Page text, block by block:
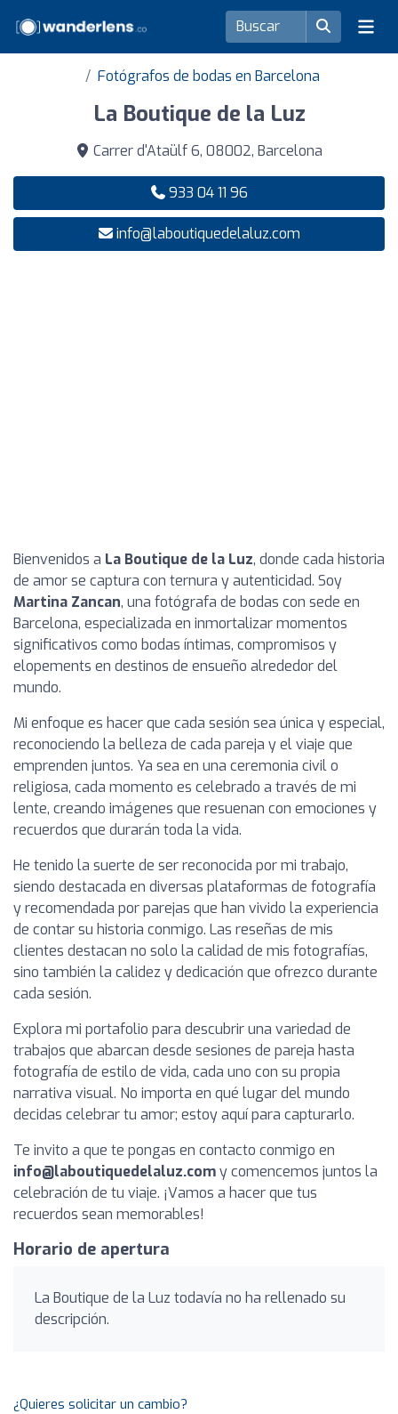
Fotógrafos de bodas en Barcelona
La Boutique de la Luz
Carrer d'Ataülf 6, 08002, Barcelona
933 04 11 96
info@laboutiquedelaluz.com
Bienvenidos a La Boutique de la Luz, donde cada historia
de amor se captura con ternura y autenticidad. Soy
Martina Zancan, una fotógrafa de bodas con sede en
Barcelona, especializada en inmortalizar momentos
significativos como bodas íntimas, compromisos y
elopements en destinos de ensueño alrededor del
mundo.
Mi enfoque es hacer que cada sesión sea única y especial,
reconociendo la belleza de cada pareja y el viaje que
emprenden juntos. Ya sea en una ceremonia civil o
religiosa, cada momento es celebrado a través de mi
lente, creando imágenes que resuenan con emociones y
recuerdos que durarán toda la vida.
He tenido la suerte de ser reconocida por mi trabajo,
siendo destacada en diversas plataformas de fotografía
y recomendada por parejas que han vivido la experiencia
de contar su historia conmigo. Las reseñas de mis
clientes destacan no solo la calidad de mis fotografías,
sino también la calidez y dedicación que ofrezco durante
cada sesión.
Explora mi portafolio para descubrir una variedad de
trabajos que abarcan desde sesiones de pareja hasta
fotografía de estilo de vida, cada uno con su propia
narrativa visual. No importa en qué lugar del mundo
decidas celebrar tu amor; estoy aquí para capturarlo.
Te invito a que te pongas en contacto conmigo en
info@laboutiquedelaluz.comy comencemos juntos la
celebración de tu viaje. ¡Vamos a hacer que tus
recuerdos sean memorables!
Horario de apertura
La Boutique de la Luz todavía no ha rellenado su
descripción.
¿Quieres solicitar un cambio?